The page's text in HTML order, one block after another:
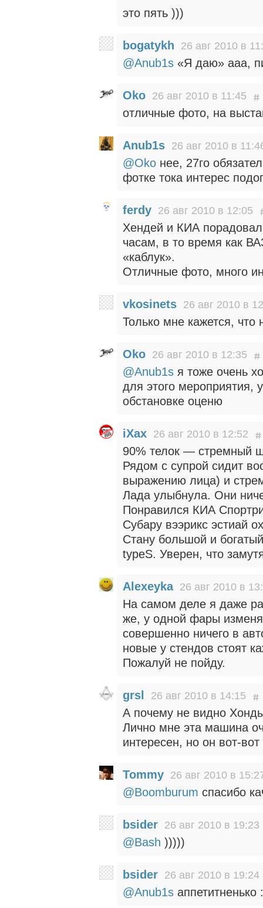
это пять )))
bogatykh 26 авг 2010 в
@Anub1s «Я даю» ааа,
Oko 26 авг 2010 в 11:45
отличные фото, на
Anub1s 26 авг 2010 в
@Oko нее, 27го
фотке тока интерес
ferdy 26 авг 2010 в 12:05
Хендей и КИА
часам, в то время как
«каблук».
Отличные фото, много
vkosinets 26 авг 2010 в
Только мне кажется,
Oko 26 авг 2010 в 12:35
@Anub1s я тоже очень
для этого мероприятия,
обстановке оценю
iXax 26 авг 2010 в 12:52
90% телок — стремный
Рядом с супрой сидит
выражению лица) и
Лада улыбнула. Они
Понравился КИА
Субару вээрикс эстиай
Стану большой и
typeS. Уверен, что
Alexeyka 26 авг 2010 в
На самом деле я даже
же, у одной фары
совершенно ничего в
новые у стендов стоят
Пожалуй не пойду.
grsl 26 авг 2010 в 14:15
А почему не видно
Лично мне эта машина
интересен, но он вот-
Tommy 26 авг 2010 в
@Boomburum спасибо
bsider 26 авг 2010 в 19:23
@Bash )))))
bsider 26 авг 2010 в 19:24
@Anub1s аппетитненько